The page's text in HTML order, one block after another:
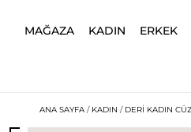
MAĞAZA KADIN ERKEK
ANA SAYFA / KADIN / DERI KADIN